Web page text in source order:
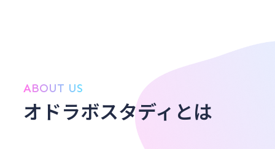
ABOUT US
オドラボスタディとは